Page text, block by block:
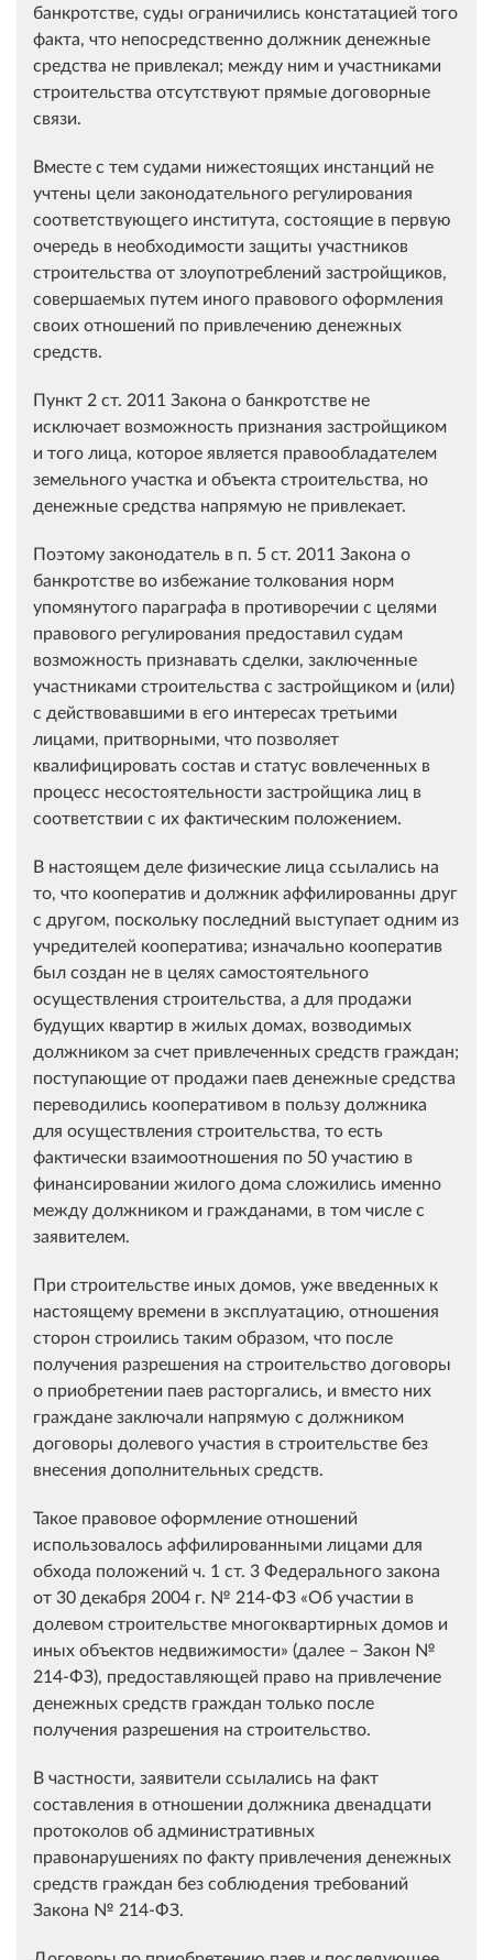
банкротстве, суды ограничились констатацией того
факта, что непосредственно должник денежные
средства не привлекал; между ним и участниками
строительства отсутствуют прямые договорные
связи.
Вместе с тем судами нижестоящих инстанций не
учтены цели законодательного регулирования
соответствующего института, состоящие в первую
очередь в необходимости защиты участников
строительства от злоупотреблений застройщиков,
совершаемых путем иного правового оформления
своих отношений по привлечению денежных
средств.
Пункт 2 ст. 2011 Закона о банкротстве не
исключает возможность признания застройщиком
и того лица, которое является правообладателем
земельного участка и объекта строительства, но
денежные средства напрямую не привлекает.
Поэтому законодатель в п. 5 ст. 2011 Закона о
банкротстве во избежание толкования норм
упомянутого параграфа в противоречии с целями
правового регулирования предоставил судам
возможность признавать сделки, заключенные
участниками строительства с застройщиком и (или)
с действовавшими в его интересах третьими
лицами, притворными, что позволяет
квалифицировать состав и статус вовлеченных в
процесс несостоятельности застройщика лиц в
соответствии с их фактическим положением.
В настоящем деле физические лица ссылались на
то, что кооператив и должник аффилированны друг
с другом, поскольку последний выступает одним из
учредителей кооператива; изначально кооператив
был создан не в целях самостоятельного
осуществления строительства, а для продажи
будущих квартир в жилых домах, возводимых
должником за счет привлеченных средств граждан;
поступающие от продажи паев денежные средства
переводились кооперативом в пользу должника
для осуществления строительства, то есть
фактически взаимоотношения по 50 участию в
финансировании жилого дома сложились именно
между должником и гражданами, в том числе с
заявителем.
При строительстве иных домов, уже введенных к
настоящему времени в эксплуатацию, отношения
сторон строились таким образом, что после
получения разрешения на строительство договоры
о приобретении паев расторгались, и вместо них
граждане заключали напрямую с должником
договоры долевого участия в строительстве без
внесения дополнительных средств.
Такое правовое оформление отношений
использовалось аффилированными лицами для
обхода положений ч. 1 ст. 3 Федерального закона
от 30 декабря 2004 г. № 214-ФЗ «Об участии в
долевом строительстве многоквартирных домов и
иных объектов недвижимости» (далее – Закон №
214-ФЗ), предоставляющей право на привлечение
денежных средств граждан только после
получения разрешения на строительство.
В частности, заявители ссылались на факт
составления в отношении должника двенадцати
протоколов об административных
правонарушениях по факту привлечения денежных
средств граждан без соблюдения требований
Закона № 214-ФЗ.